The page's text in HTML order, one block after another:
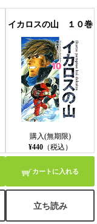
イカロスの山 １０巻
購入(無期限)
¥440（税込）
カートに入れる
立ち読み